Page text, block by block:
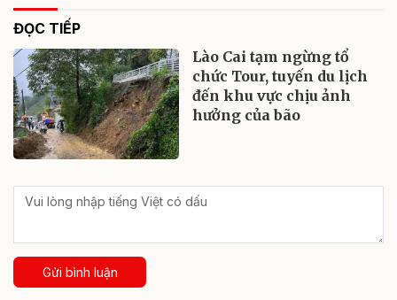
ĐỌC TIẾP
Lào Cai tạm ngừng tổ
chức Tour, tuyến du lịch
đến khu vực chịu ảnh
hưởng của bão
Gửi bình luận